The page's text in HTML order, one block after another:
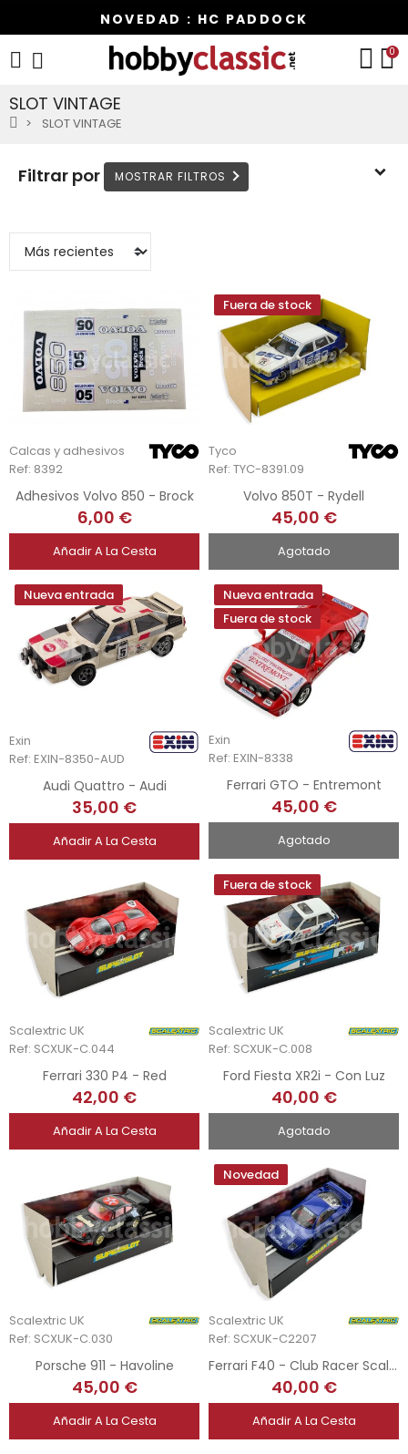
NOVEDAD : HC PADDOCK
0
SLOT VINTAGE
SLOT VINTAGE
Filtrar por
Calcas y adhesivos
Ref: 8392
Adhesivos Volvo 850 - Brock
6,00 €
Añadir A La Cesta
Fuera de stock
Tyco
Ref: TYC-8391.09
Volvo 850T - Rydell
45,00 €
Agotado
Nueva entrada
Exin
Ref: EXIN-8350-AUD
Audi Quattro - Audi
35,00 €
Añadir A La Cesta
Nueva entrada
Fuera de stock
Exin
Ref: EXIN-8338
Ferrari GTO - Entremont
45,00 €
Agotado
Scalextric UK
Ref: SCXUK-C.044
Ferrari 330 P4 - Red
42,00 €
Añadir A La Cesta
Fuera de stock
Scalextric UK
Ref: SCXUK-C.008
Ford Fiesta XR2i - Con Luz
40,00 €
Agotado
Scalextric UK
Ref: SCXUK-C.030
Porsche 911 - Havoline
45,00 €
Añadir A La Cesta
Novedad
Scalextric UK
Ref: SCXUK-C2207
Ferrari F40 - Club Racer Scalextric
40,00 €
Añadir A La Cesta